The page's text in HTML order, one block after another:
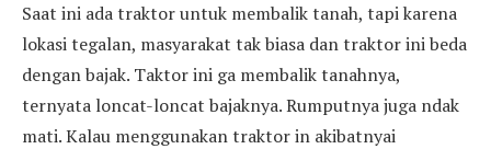
Saat ini ada traktor untuk membalik tanah, tapi karena
lokasi tegalan, masyarakat tak biasa dan traktor ini beda
dengan bajak. Taktor ini ga membalik tanahnya,
ternyata loncat-loncat bajaknya. Rumputnya juga ndak
mati. Kalau menggunakan traktor in akibatnyai